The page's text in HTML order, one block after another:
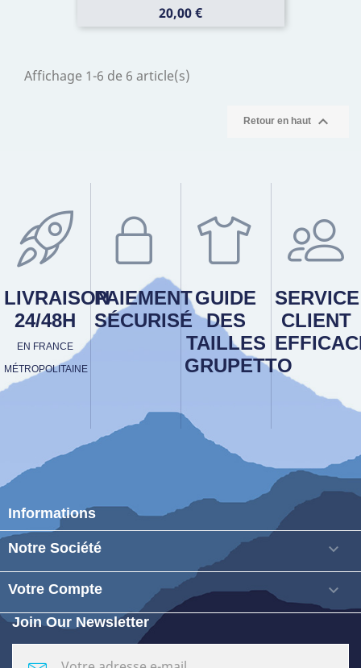
Prix
20,00 €
Affichage 1-6 de 6 article(s)
Retour en haut 
LIVRAISON
24/48H
EN FRANCE
MÉTROPOLITAINE
PAIEMENT
SÉCURISÉ
GUIDE
DES
TAILLES
GRUPETTO
SERVICE
CLIENT
Informations
Notre Société 
Votre Compte 
Join Our Newsletter